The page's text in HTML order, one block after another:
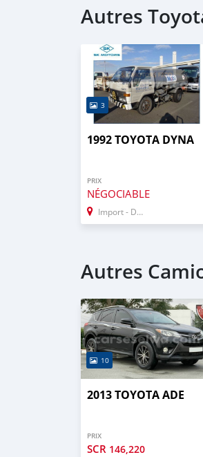
Autres
3
1992 TOYOTA DYNA
PRIX
NÉGOCIABLE
Import - Dubai
Autres
10
2013 TOYOTA ADE
PRIX
SCR 146,220